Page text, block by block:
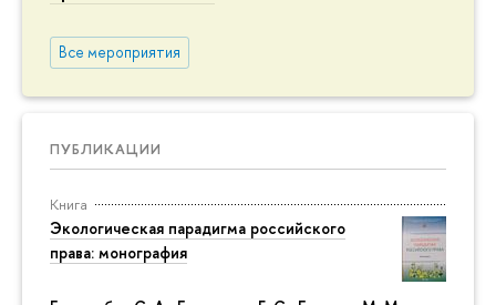
Все мероприятия
ПУБЛИКАЦИИ
Книга
Экологическая парадигма российского
права: монография